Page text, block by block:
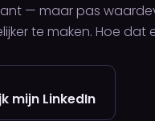
— maar pas
te maken. Hoe dat
mijn LinkedIn